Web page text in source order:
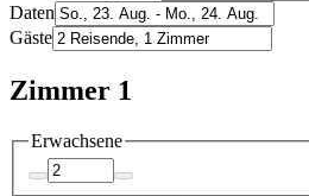
Daten
Gäste
Zimmer 1
Erwachsene